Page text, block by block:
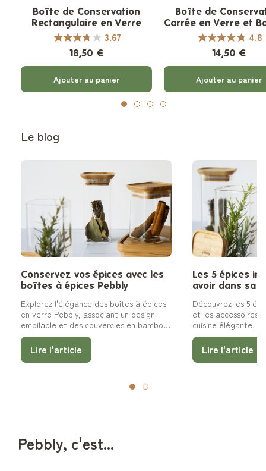
Boîte de Conservation
Rectangulaire en Verre
3.67
18,50 €
Ajouter au panier
Boîte de
Carrée en Verre et
4.8
14,50 €
Ajouter au panier
Le blog
Conservez vos épices avec les
boîtes à épices Pebbly
Explorez l'élégance des boîtes à épices
en verre Pebbly, associant un design
empilable et des couvercles en bambou
pour préserver la fraîcheur des
ingrédients.
Lire l'article
Les 5 épices
avoir dans sa
Découvrez les 5
et les accessoires
cuisine élégante,
de saveurs.
Lire l'article
Pebbly, c'est...